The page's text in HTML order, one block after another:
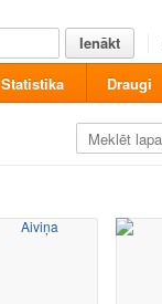
Ienākt
Statistika Draugi